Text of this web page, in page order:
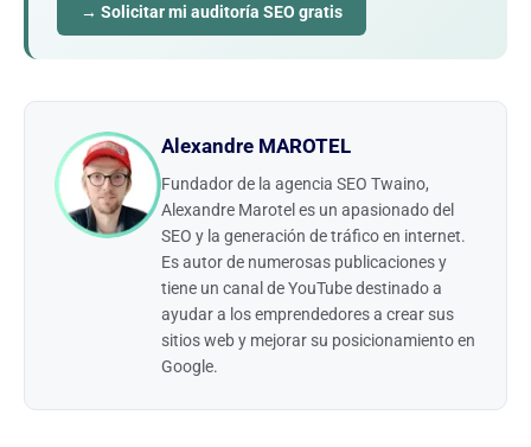
→ Solicitar mi auditoría SEO gratis
Alexandre MAROTEL
Fundador de la agencia SEO Twaino,
Alexandre Marotel es un apasionado del
SEO y la generación de tráfico en internet.
Es autor de numerosas publicaciones y
tiene un canal de YouTube destinado a
ayudar a los emprendedores a crear sus
sitios web y mejorar su posicionamiento en
Google.